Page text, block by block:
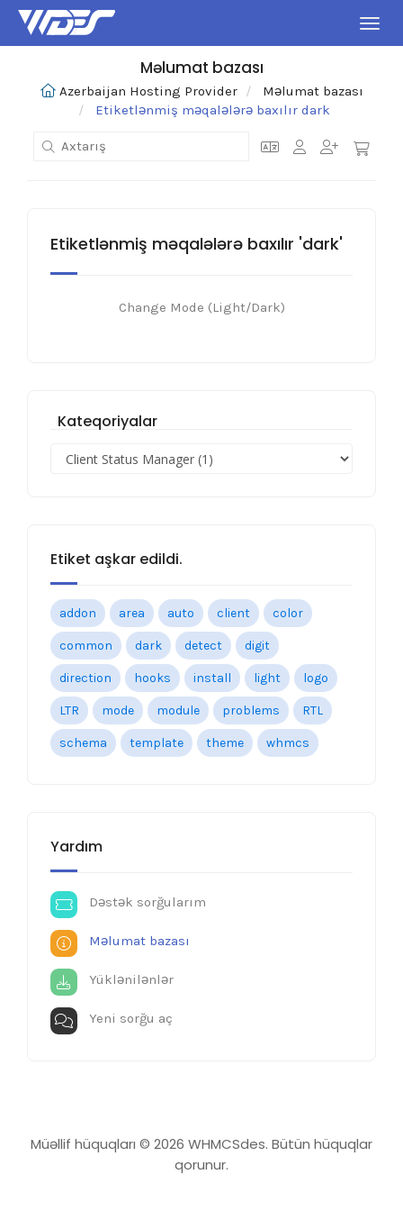
Məlumat bazası
Azerbaijan Hosting Provider
Məlumat bazası
Etiketlənmiş məqalələrə baxılır dark
Kateqoriyalar
Etiket aşkar edildi.
addon area auto client color
common dark detect digit
direction hooks install light logo
LTR mode module problems RTL
schema template theme whmcs
Yardım
Dəstək sorğularım
Məlumat bazası
Yüklənilənlər
Yeni sorğu aç
Etiketlənmiş məqalələrə baxılır 'dark'
Change Mode (Light/Dark)
Müəllif hüquqları © 2026 WHMCSdes. Bütün hüquqlar
qorunur.